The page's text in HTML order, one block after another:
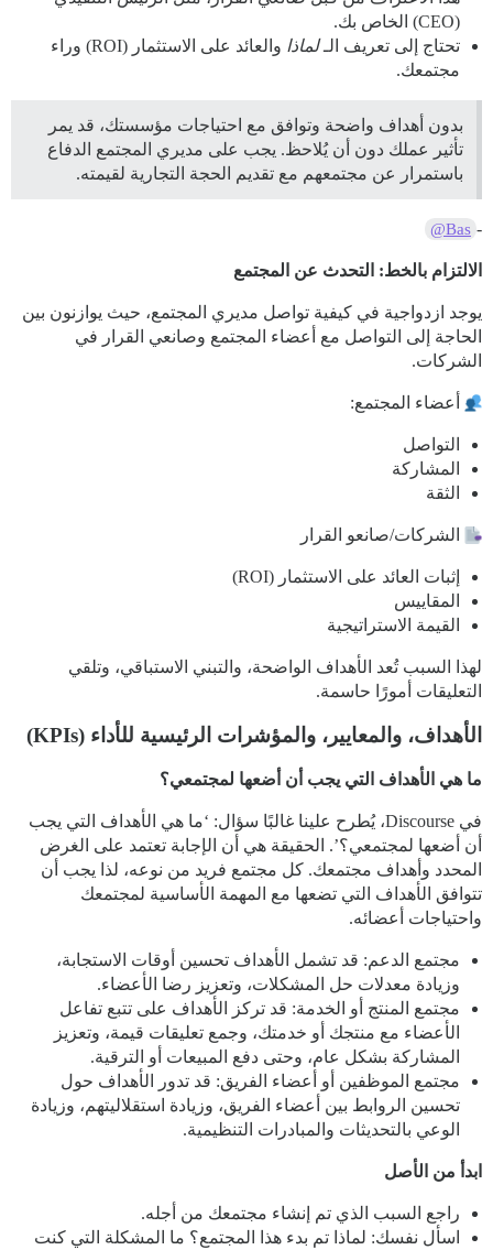
(CEO) الخاص بك.
تحتاج إلى تعريف الـلماذا
والعائد على الاستثمار (ROI) وراء
مجتمعك.
بدون أهداف واضحة وتوافق مع احتياجات مؤسستك، قد يمر
تأثير عملك دون أن يُلاحظ. يجب على مديري المجتمع الدفاع
باستمرار عن مجتمعهم مع تقديم الحجة التجارية لقيمته.
-
@Bas
الالتزام بالخط: التحدث عن المجتمع
يوجد ازدواجية في كيفية تواصل مديري المجتمع، حيث يوازنون بين
الحاجة إلى التواصل مع أعضاء المجتمع وصانعي القرار في
الشركات.
أعضاء المجتمع:
التواصل
المشاركة
الثقة
الشركات/صانعو القرار
إثبات العائد على الاستثمار (ROI)
المقاييس
القيمة الاستراتيجية
لهذا السبب تُعد الأهداف الواضحة، والتبني الاستباقي، وتلقي
التعليقات أمورًا حاسمة.
الأهداف، والمعايير، والمؤشرات الرئيسية للأداء (KPIs)
ما هي الأهداف التي يجب أن أضعها لمجتمعي؟
في Discourse، يُطرح علينا غالبًا سؤال: ‘ما هي الأهداف التي يجب
أن أضعها لمجتمعي؟’. الحقيقة هي أن الإجابة تعتمد على الغرض
المحدد وأهداف مجتمعك. كل مجتمع فريد من نوعه، لذا يجب أن
تتوافق الأهداف التي تضعها مع المهمة الأساسية لمجتمعك
واحتياجات أعضائه.
مجتمع الدعم: قد تشمل الأهداف تحسين أوقات الاستجابة،
وزيادة معدلات حل المشكلات، وتعزيز رضا الأعضاء.
مجتمع المنتج أو الخدمة: قد تركز الأهداف على تتبع تفاعل
الأعضاء مع منتجك أو خدمتك، وجمع تعليقات قيمة، وتعزيز
المشاركة بشكل عام، وحتى دفع المبيعات أو الترقية.
مجتمع الموظفين أو أعضاء الفريق: قد تدور الأهداف حول
تحسين الروابط بين أعضاء الفريق، وزيادة استقلاليتهم، وزيادة
الوعي بالتحديثات والمبادرات التنظيمية.
ابدأ من الأصل
راجع السبب الذي تم إنشاء مجتمعك من أجله.
اسأل نفسك: لماذا تم بدء هذا المجتمع؟ ما المشكلة التي كنت